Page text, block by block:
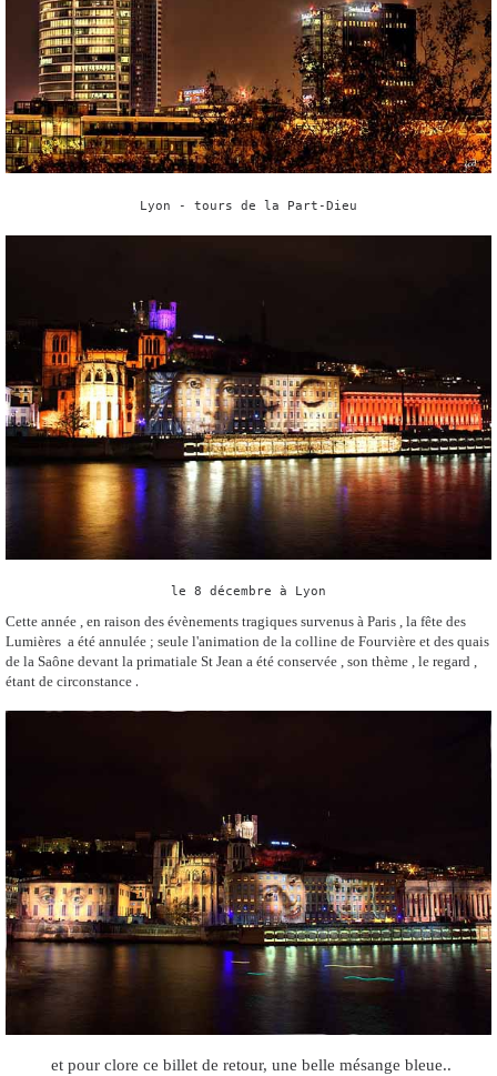
Lyon - tours de la Part-Dieu
le 8 décembre à Lyon
Cette année , en raison des évènements tragiques survenus à Paris , la fête des
Lumières a été annulée ; seule l'animation de la colline de Fourvière et des quais
de la Saône devant la primatiale St Jean a été conservée , son thème , le regard ,
étant de circonstance .
et pour clore ce billet de retour, une belle mésange bleue..